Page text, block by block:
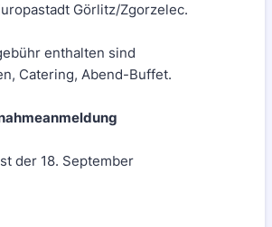
Görlitz/Zgorzelec.
enthalten sind
Catering, Abend-Buffet.
der 18. September